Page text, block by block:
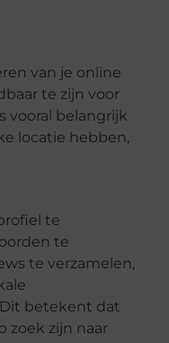
van je online
te zijn voor
vooral belangrijk
locatie hebben,
te
te
te verzamelen,
betekent dat
zoek zijn naar